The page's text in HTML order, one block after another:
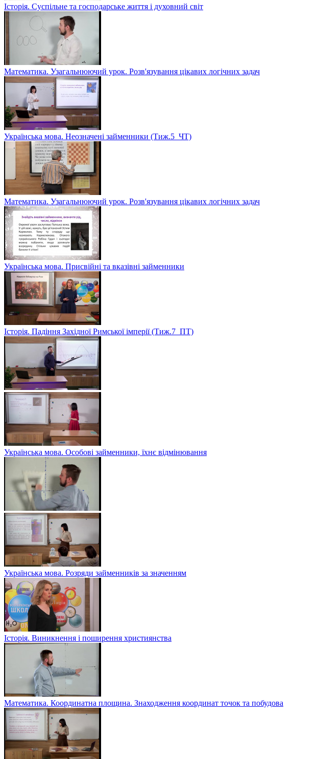
Історія. Суспільне та господарське життя і духовний світ
Математика. Узагальнюючий урок. Розв'язування цікавих логічних задач
Українська мова. Неозначені займенники (Тиж.5_ЧТ)
Математика. Узагальнюючий урок. Розв'язування цікавих логічних задач
Українська мова. Присвійні та вказівні займенники
Історія. Падіння Західної Римської імперії (Тиж.7_ПТ)
Українська мова. Особові займенники, їхнє відмінювання
Українська мова. Розряди займенників за значенням
Історія. Виникнення і поширення християнства
Математика. Координатна площина. Знаходження координат точок та побудова